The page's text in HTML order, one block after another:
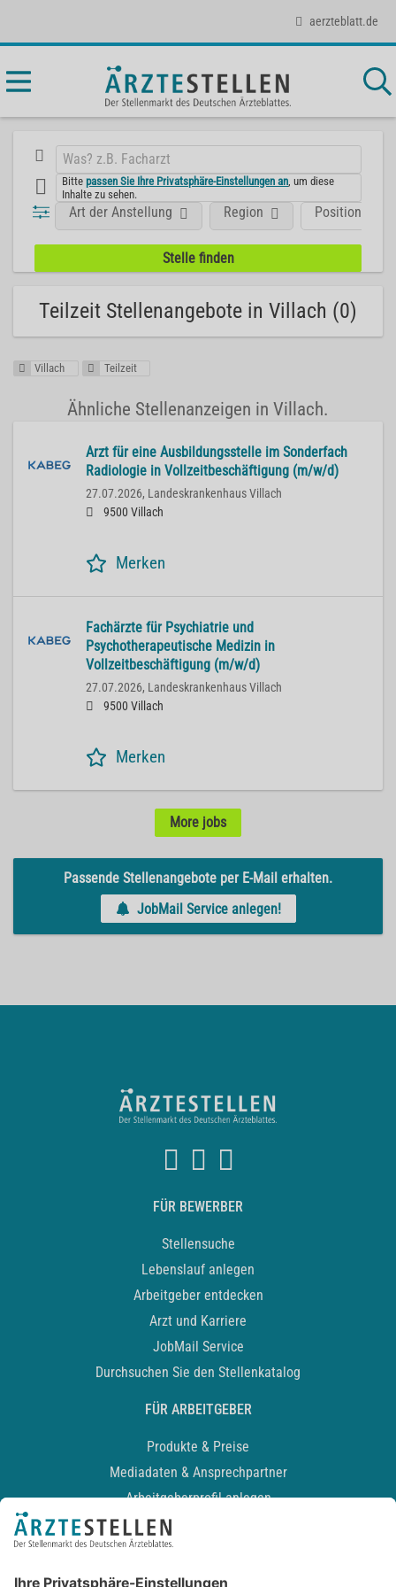
aerzteblatt.de
Bittepassen Sie Ihre Privatsphäre-Einstellungen an , um diese
Inhalte zu sehen.
Position
Art der Anstellung Region
Teilzeit Stellenangebote in Villach (0)
Villach Teilzeit
Ähnliche Stellenanzeigen in Villach.
Arzt für eine Ausbildungsstelle im Sonderfach
Radiologie in Vollzeitbeschäftigung (m/w/d)
27.07.2026, Landeskrankenhaus Villach
9500 Villach
Merken
Fachärzte für Psychiatrie und
Psychotherapeutische Medizin in
Vollzeitbeschäftigung (m/w/d)
27.07.2026, Landeskrankenhaus Villach
9500 Villach
Merken
More jobs
Passende Stellenangebote per E-Mail erhalten.
JobMail Service anlegen!
FÜR BEWERBER
Stellensuche
Lebenslauf anlegen
Arbeitgeber entdecken
Arzt und Karriere
JobMail Service
Durchsuchen Sie den Stellenkatalog
FÜR ARBEITGEBER
Produkte & Preise
Mediadaten & Ansprechpartner
Arbeitgeberprofil anlegen
Recruiting-Podcast